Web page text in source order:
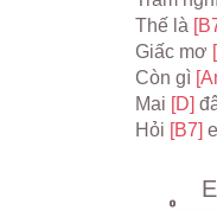
Thế là
Giấc mơ
Còn gì
Mai [D]
Hỏi [B7]
o